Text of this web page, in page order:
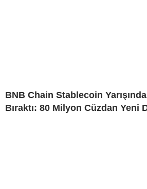
BNB Chain Stablecoin
Bıraktı: 80 Milyon Cüzdan Yeni